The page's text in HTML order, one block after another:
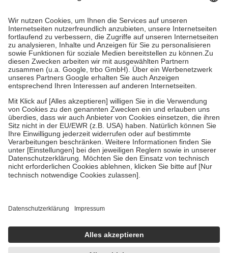
höchstens zehn Euro.
Es sind jedoch nie mehr als die tatsächlichen
Kosten der Leistung zu entrichten.
Diese Regeln gelten grundsätzlich auch für Online-Apotheken.
Bei Heilmitteln und häuslicher Krankenpflege beträgt die
Zuzahlung zehn Prozent der Kosten sowie zehn Euro je
Verordnung.
Um das Engagement der Versicherten für ihre eigene Gesundheit zu
stärken und die besondere Stellung der Familie zu unterstützen,
fallenkeine Zuzahlungenan bei:
• Kindern und Jugendlichen bis zum vollendeten 18. Lebensjahr
mit Ausnahme der Fahrkosten
• Untersuchungen zur Vorsorge und Früherkennung, die von der
GKV getragen werden
• empfohlenen Schutzimpfungen
• Harn- und Blutteststreifen
getroffen, um sicherzustellen, dass es sich um echte Bewertungen
https://help.etrusted.com/hc/de/articles/4419944605341
Einige Bilder und Inhalte wurden unter Zuhilfenahme künstlicher